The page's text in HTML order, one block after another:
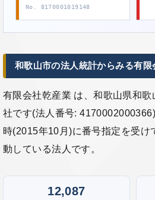
No. 8170001019148
和歌山市の法人統計からみる有限
有限会社乾産業 は、和歌山県和
社です(法人番号:
時(2015年10月)に番号指定を受け
動している法人です。
12,087